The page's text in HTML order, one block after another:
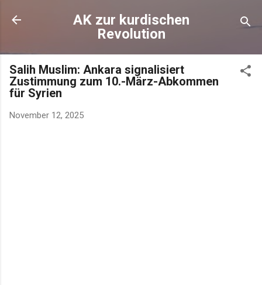
AK zur kurdischen
Revolution
Salih Muslim: Ankara signalisiert
Zustimmung zum 10.-März-Abkommen
für Syrien
November 12, 2025